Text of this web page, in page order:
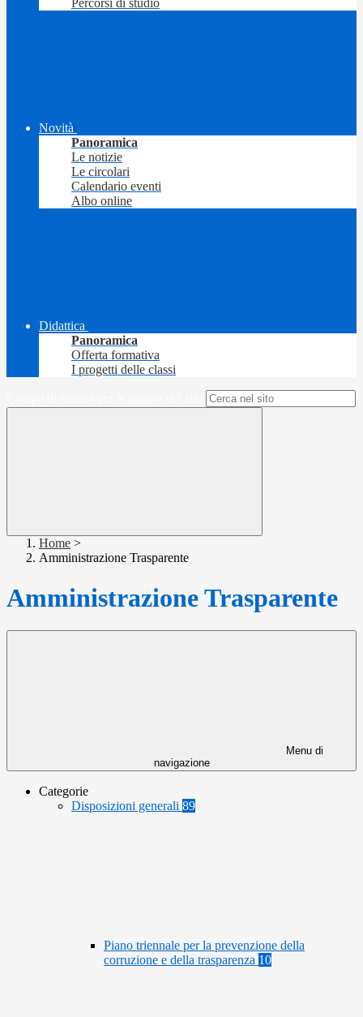
Percorsi di studio
Novità
Panoramica
Le notizie
Le circolari
Calendario eventi
Albo online
Didattica
Panoramica
Offerta formativa
I progetti delle classi
Home >
Amministrazione Trasparente
Amministrazione Trasparente
Menu di
navigazione
Categorie
Disposizioni generali 89
Piano triennale per la prevenzione della
corruzione e della trasparenza 10